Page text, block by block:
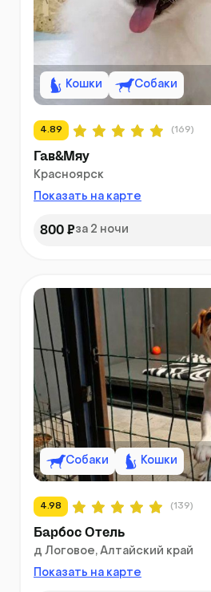
Кошки Собаки
4.89 (169)
Гав&Мяу
Красноярск
Показать на карте
800 ₽за 2 ночи
Собаки Кошки
4.98 (139)
Барбос Отель
д Логовое, Алтайский край
Показать на карте